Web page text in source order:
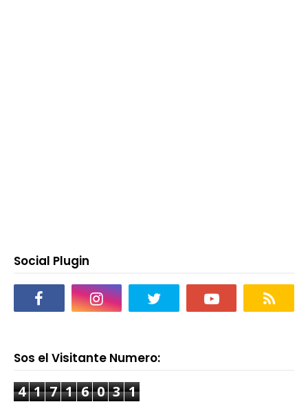
Social Plugin
Sos el Visitante Numero:
4 1 7 1 6 0 3 1